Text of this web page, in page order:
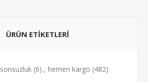
ÜRÜN ETİKETLERİ
sonsuzluk (6) , hemen kargo (482)